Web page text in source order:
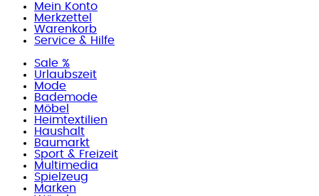
Mein Konto
Merkzettel
Warenkorb
Service & Hilfe
Sale %
Urlaubszeit
Mode
Bademode
Möbel
Heimtextilien
Haushalt
Baumarkt
Sport & Freizeit
Multimedia
Spielzeug
Marken